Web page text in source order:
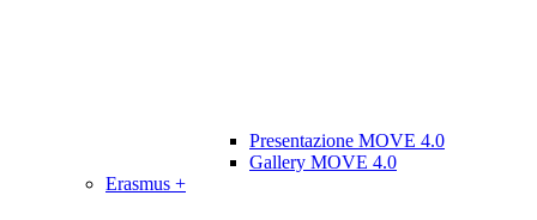
Presentazione MOVE 4.0
Gallery MOVE 4.0
Erasmus +